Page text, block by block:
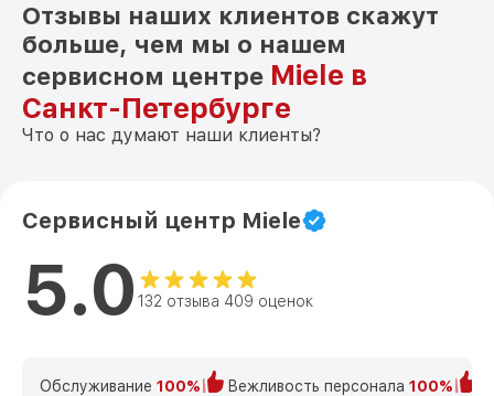
Отзывы наших клиентов скажут
больше, чем мы о нашем
сервисном центре Miele в
Санкт-Петербурге
Что о нас думают наши клиенты?
Сервисный центр Miele
5.0 132 отзыва 409 оценок
Обслуживание 100% Вежливость персонала 100%